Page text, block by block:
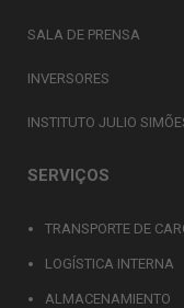
SALA DE PRENSA
INVERSORES
INSTITUTO JULIO
SERVIÇOS
TRANSPORTE DE
LOGÍSTICA INTERNA
ALMACENAMIENTO